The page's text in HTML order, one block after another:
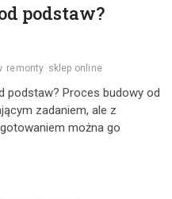
podstaw?
remonty sklep online
podstaw? Proces budowy od
zadaniem, ale z
można go